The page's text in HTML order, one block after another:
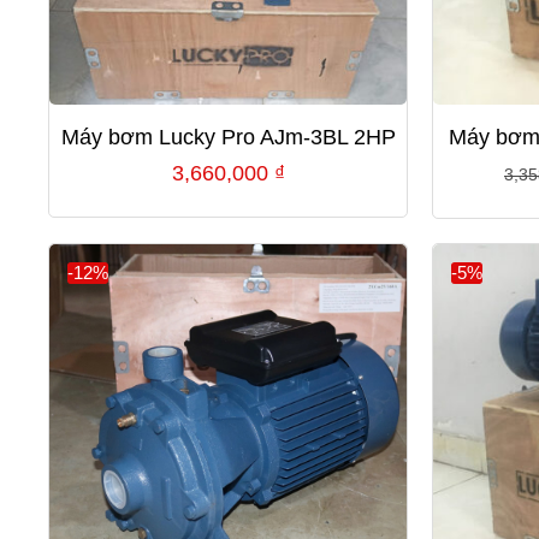
Máy bơm Lucky Pro AJm-3BL 2HP
3,660,000 ₫
Máy
-12% -5%